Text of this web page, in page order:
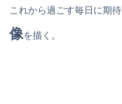
これから過ごす毎日に期待
像を描く。